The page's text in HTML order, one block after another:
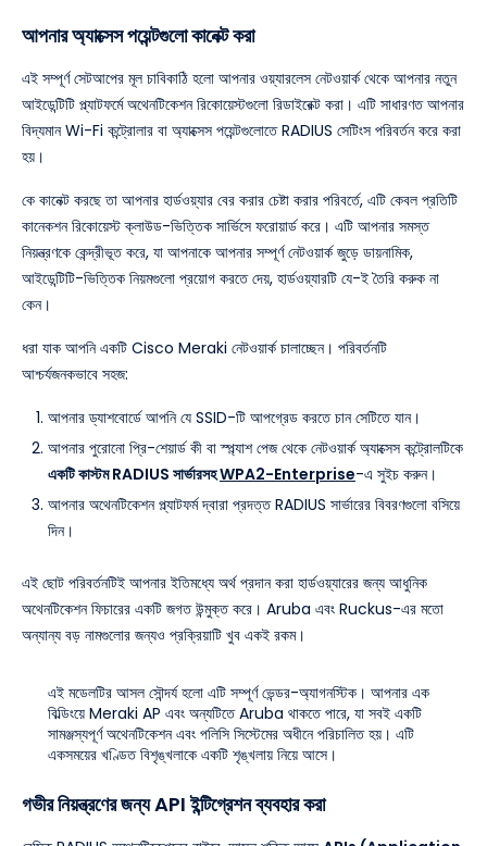
আপনার অ্যাক্সেস পয়েন্টগুলো কানেক্ট করা
এই সম্পূর্ণ সেটআপের মূল চাবিকাঠি হলো আপনার ওয়্যারলেস নেটওয়ার্ক থেকে আপনার নতুন
আইডেন্টিটি প্ল্যাটফর্মে অথেনটিকেশন রিকোয়েস্টগুলো রিডাইরেক্ট করা। এটি সাধারণত আপনার
বিদ্যমান Wi-Fi কন্ট্রোলার বা অ্যাক্সেস পয়েন্টগুলোতে RADIUS সেটিংস পরিবর্তন করে করা
হয়।
কে কানেক্ট করছে তা আপনার হার্ডওয়্যার বের করার চেষ্টা করার পরিবর্তে, এটি কেবল প্রতিটি
কানেকশন রিকোয়েস্ট ক্লাউড-ভিত্তিক সার্ভিসে ফরোয়ার্ড করে। এটি আপনার সমস্ত
নিয়ন্ত্রণকে কেন্দ্রীভূত করে, যা আপনাকে আপনার সম্পূর্ণ নেটওয়ার্ক জুড়ে ডায়নামিক,
আইডেন্টিটি-ভিত্তিক নিয়মগুলো প্রয়োগ করতে দেয়, হার্ডওয়্যারটি যে-ই তৈরি করুক না
কেন।
ধরা যাক আপনি একটি Cisco Meraki নেটওয়ার্ক চালাচ্ছেন। পরিবর্তনটি
আশ্চর্যজনকভাবে সহজ:
আপনার ড্যাশবোর্ডে আপনি যে SSID-টি আপগ্রেড করতে চান সেটিতে যান।
আপনার পুরোনো প্রি-শেয়ার্ড কী বা স্প্ল্যাশ পেজ থেকে নেটওয়ার্ক অ্যাক্সেস কন্ট্রোলটিকে
একটি কাস্টম RADIUS সার্ভারসহWPA2-Enterprise-এ সুইচ করুন।
আপনার অথেনটিকেশন প্ল্যাটফর্ম দ্বারা প্রদত্ত RADIUS সার্ভারের বিবরণগুলো বসিয়ে
দিন।
এই ছোট পরিবর্তনটিই আপনার ইতিমধ্যে অর্থ প্রদান করা হার্ডওয়্যারের জন্য আধুনিক
অথেনটিকেশন ফিচারের একটি জগত উন্মুক্ত করে। Aruba এবং Ruckus-এর মতো
অন্যান্য বড় নামগুলোর জন্যও প্রক্রিয়াটি খুব একই রকম।
এই মডেলটির আসল সৌন্দর্য হলো এটি সম্পূর্ণ ভেন্ডর-অ্যাগনস্টিক। আপনার এক
বিল্ডিংয়ে Meraki AP এবং অন্যটিতে Aruba থাকতে পারে, যা সবই একটি
সামঞ্জস্যপূর্ণ অথেনটিকেশন এবং পলিসি সিস্টেমের অধীনে পরিচালিত হয়। এটি
একসময়ের খণ্ডিত বিশৃঙ্খলাকে একটি শৃঙ্খলায় নিয়ে আসে।
গভীর নিয়ন্ত্রণের জন্য API ইন্টিগ্রেশন ব্যবহার করা